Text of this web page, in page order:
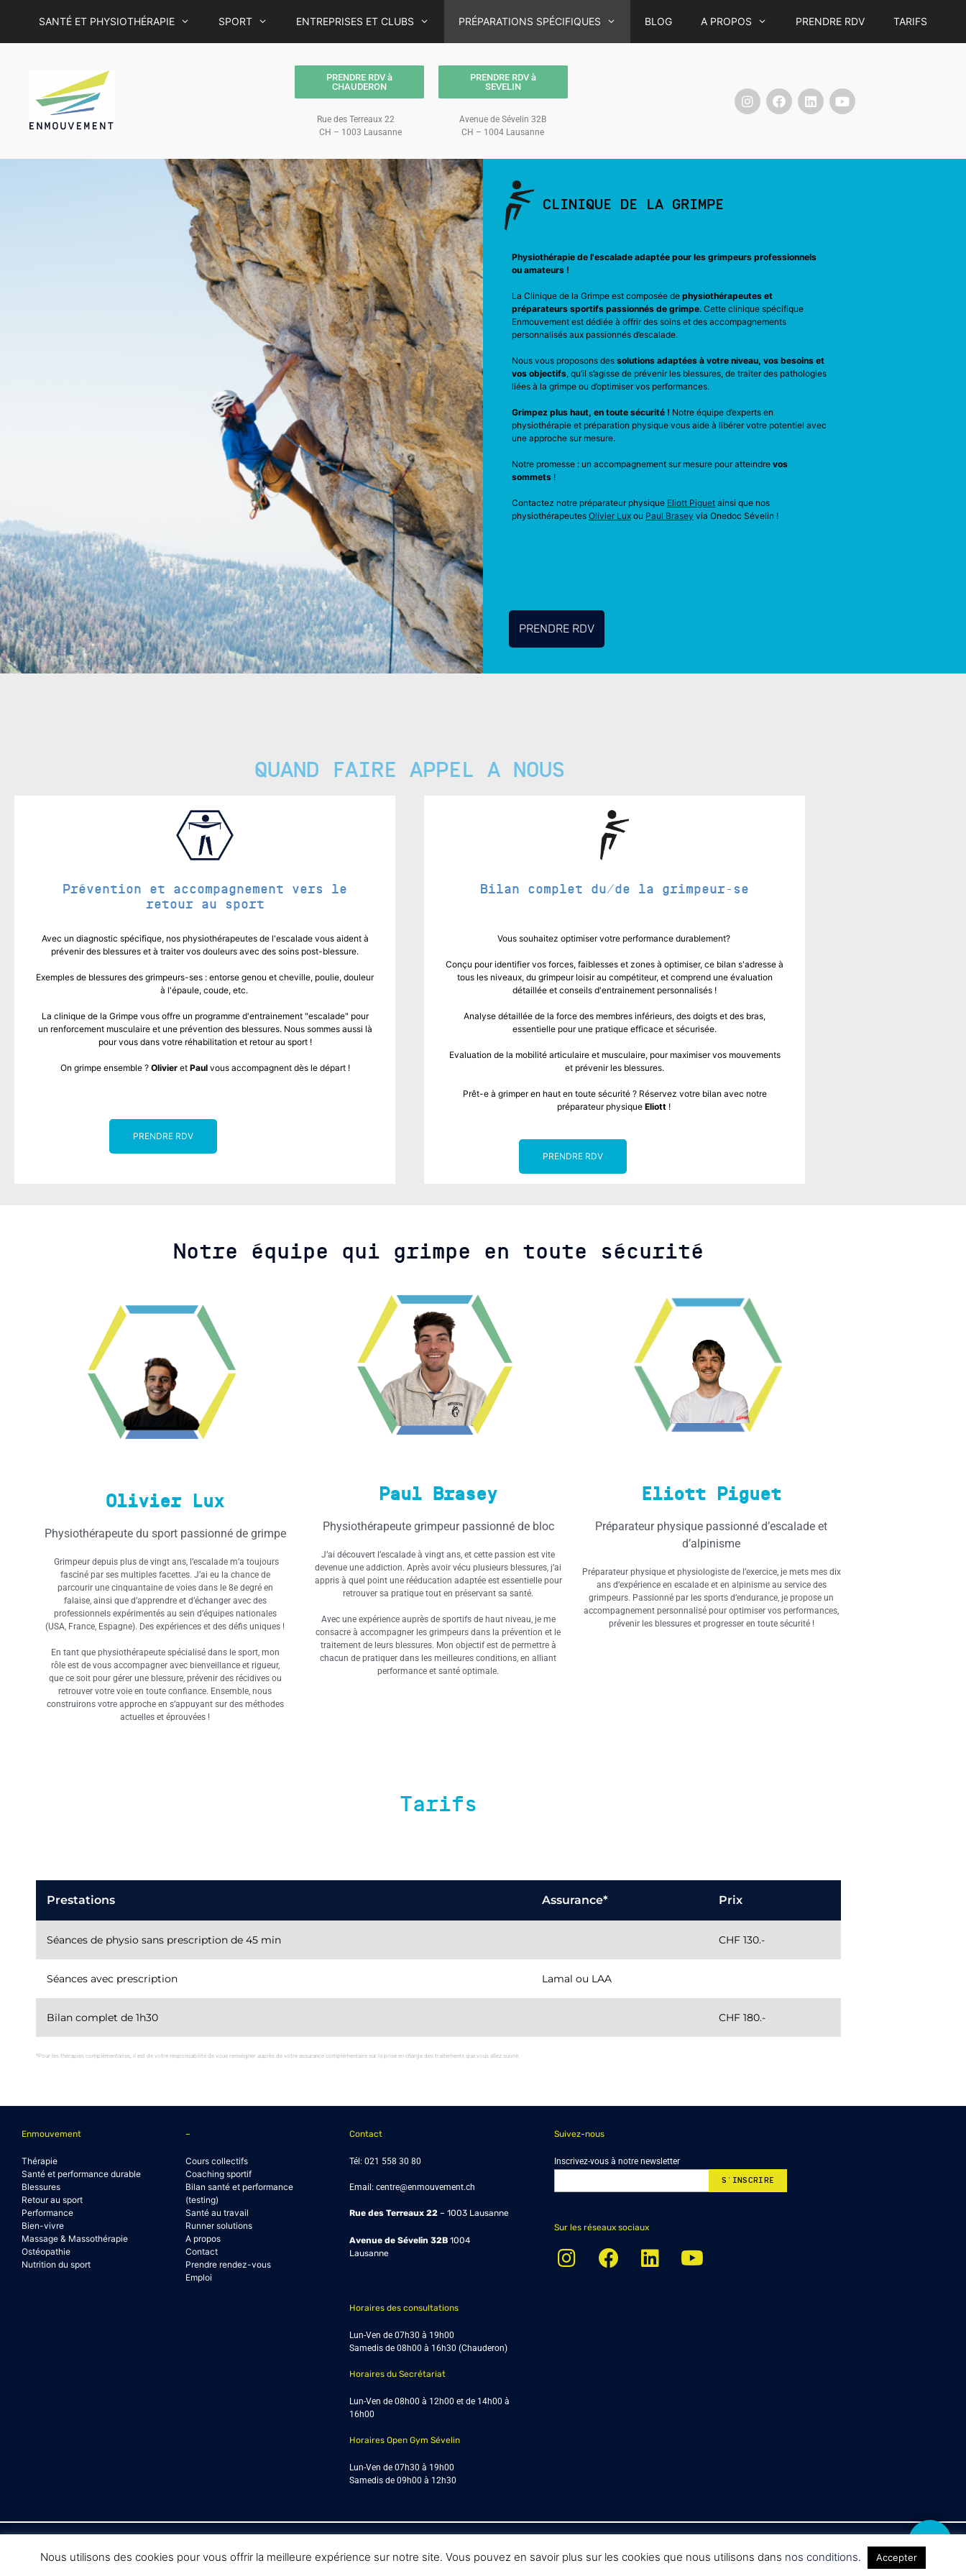
SANTÉ ET PHYSIOTHÉRAPIE SPORT ENTREPRISES ET CLUBS PRÉPARATIONS SPÉCIFIQUES BLOG A PROPOS PRENDRE RDV TARIFS
PRENDRE RDV à
CHAUDERON
Rue des Terreaux 22
CH – 1003 Lausanne
PRENDRE RDV à
SEVELIN
Avenue de Sévelin 32B
CH – 1004 Lausanne
CLINIQUE DE LA GRIMPE
Physiothérapie de l'escalade adaptée pour les grimpeurs professionnels
ou amateurs !
La Clinique de la Grimpe est composée dephysiothérapeutes et
préparateurs sportifs passionnés de grimpe. Cette clinique spécifique
Enmouvement est dédiée à offrir des soins et des accompagnements
personnalisés aux passionnés d’escalade.
Nous vous proposons dessolutions adaptées à votre niveau, vos besoins et
vos objectifs, qu’il s’agisse de prévenir les blessures, de traiter des pathologies
liées à la grimpe ou d’optimiser vos performances.
Grimpez plus haut, en toute sécurité ! Notre équipe d’experts en
physiothérapie et préparation physique vous aide à libérer votre potentiel avec
une approche sur mesure.
Notre promesse : un accompagnement sur mesure pour atteindrevos
sommets !
Contactez notre préparateur physique Eliott Piguet ainsi que nos
physiothérapeutesOlivier Lux ou Paul Brasey via Onedoc Sévelin !
PRENDRE RDV
QUAND FAIRE APPEL A NOUS
Prévention et accompagnement vers le
retour au sport
Avec un diagnostic spécifique, nos physiothérapeutes de l'escalade vous aident à
prévenir des blessures et à traiter vos douleurs avec des soins post-blessure.
Exemples de blessures des grimpeurs-ses : entorse genou et cheville, poulie, douleur
à l'épaule, coude, etc.
La clinique de la Grimpe vous offre un programme d'entrainement "escalade" pour
un renforcement musculaire et une prévention des blessures. Nous sommes aussi là
pour vous dans votre réhabilitation et retour au sport !
On grimpe ensemble ? Olivieret Paulvous accompagnent dès le départ !
PRENDRE RDV
Bilan complet du/de la grimpeur-se
Vous souhaitez optimiser votre performance durablement?
Conçu pour identifier vos forces, faiblesses et zones à optimiser, ce bilan s'adresse à
tous les niveaux, du grimpeur loisir au compétiteur, et comprend une évaluation
détaillée et conseils d'entrainement personnalisés !
Analyse détaillée de la force des membres inférieurs, des doigts et des bras,
essentielle pour une pratique efficace et sécurisée.
Evaluation de la mobilité articulaire et musculaire, pour maximiser vos mouvements
et prévenir les blessures.
Prêt-e à grimper en haut en toute sécurité ? Réservez votre bilan avec notre
préparateur physique Eliott!
PRENDRE RDV
Notre équipe qui grimpe en toute sécurité
Olivier Lux
Physiothérapeute du sport passionné de grimpe
Grimpeur depuis plus de vingt ans, l’escalade m’a toujours
fasciné par ses multiples facettes. J’ai eu la chance de
parcourir une cinquantaine de voies dans le 8e degré en
falaise, ainsi que d’apprendre et d’échanger avec des
professionnels expérimentés au sein d’équipes nationales
(USA, France, Espagne). Des expériences et des défis uniques !
En tant que physiothérapeute spécialisé dans le sport, mon
rôle est de vous accompagner avec bienveillance et rigueur,
que ce soit pour gérer une blessure, prévenir des récidives ou
retrouver votre voie en toute confiance. Ensemble, nous
construirons votre approche en s’appuyant sur des méthodes
actuelles et éprouvées !
Paul Brasey
Physiothérapeute grimpeur passionné de bloc
J’ai découvert l’escalade à vingt ans, et cette passion est vite
devenue une addiction. Après avoir vécu plusieurs blessures, j’ai
appris à quel point une rééducation adaptée est essentielle pour
retrouver sa pratique tout en préservant sa santé.
Avec une expérience auprès de sportifs de haut niveau, je me
consacre à accompagner les grimpeurs dans la prévention et le
traitement de leurs blessures. Mon objectif est de permettre à
chacun de pratiquer dans les meilleures conditions, en alliant
performance et santé optimale.
Eliott Piguet
Préparateur physique passionné d’escalade et
d’alpinisme
Préparateur physique et physiologiste de l’exercice, je mets mes dix
ans d’expérience en escalade et en alpinisme au service des
grimpeurs. Passionné par les sports d’endurance, je propose un
accompagnement personnalisé pour optimiser vos performances,
prévenir les blessures et progresser en toute sécurité !
Tarifs
Prestations Assurance* Prix
Séances de physio sans prescription de 45 min CHF 130.-
Séances avec prescription Lamal ou LAA
Bilan complet de 1h30 CHF 180.-
*Pour les thérapies complémentaires, il est de votre responsabilité de vous renseigner auprès de votre assurance complémentaire sur la prise en charge des traitements que vous allez suivre.
Enmouvement
Thérapie
Santé et performance durable
Blessures
Retour au sport
Performance
Bien-vivre
Massage & Massothérapie
Ostéopathie
Nutrition du sport
–
Cours collectifs
Coaching sportif
Bilan santé et performance
(testing)
Santé au travail
Runner solutions
A propos
Contact
Prendre rendez-vous
Emploi
Contact
Tél: 021 558 30 80
Email: centre@enmouvement.ch
Rue des Terreaux 22 – 1003 Lausanne
Avenue de Sévelin 32B 1004
Lausanne
Horaires des consultations
Lun-Ven de 07h30 à 19h00
Samedis de 08h00 à 16h30 (Chauderon)
Horaires du Secrétariat
Lun-Ven de 08h00 à 12h00 et de 14h00 à
16h00
Horaires Open Gym Sévelin
Lun-Ven de 07h30 à 19h00
Samedis de 09h00 à 12h30
Suivez-nous
Inscrivez-vous à notre newsletter
Sur les réseaux sociaux
© Enmouvement 2025 |
Nous utilisons des cookies pour vous offrir la meilleure expérience sur notre site. Vous pouvez en savoir plus sur les cookies que nous utilisons dans nos conditions. Accepter